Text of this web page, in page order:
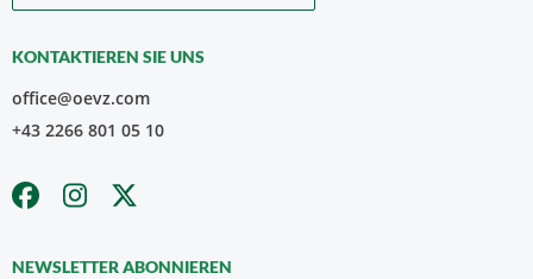
KONTAKTIEREN SIE UNS
office@oevz.com
+43 2266 801 05 10
NEWSLETTER ABONNIEREN